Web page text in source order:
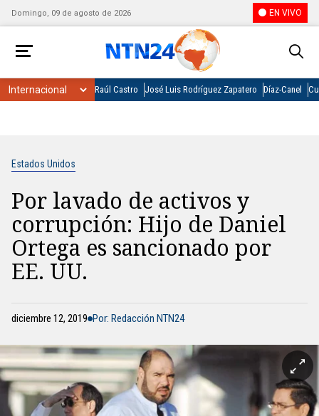
Domingo, 09 de agosto de 2026 EN VIVO
Raúl Castro José Luis Rodríguez Zapatero Díaz-Canel
Estados Unidos
Por lavado de activos y
corrupción: Hijo de Daniel
Ortega es sancionado por
EE. UU.
diciembre 12, 2019 Por: Redacción NTN24